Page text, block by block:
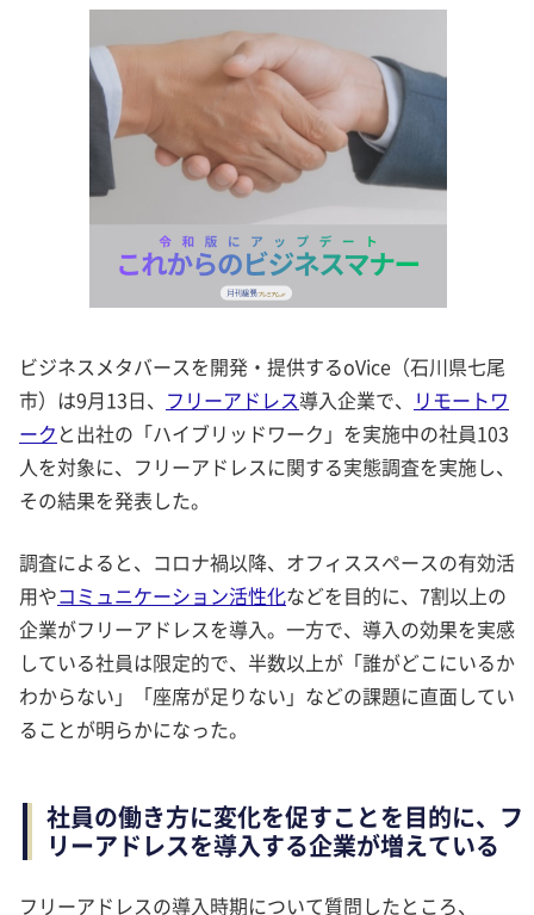
ビジネスメタバースを開発・提供するoVice（石川県七尾
市）は9月13日、 フリーアドレス導入企業で、 リモートワ
ーク と出社の「ハイブリッドワーク」を実施中の社員103
人を対象に、フリーアドレスに関する実態調査を実施し、
その結果を発表した。
調査によると、コロナ禍以降、オフィススペースの有効活
用やコミュニケーション活性化などを目的に、7割以上の
企業がフリーアドレスを導入。一方で、導入の効果を実感
している社員は限定的で、半数以上が「誰がどこにいるか
わからない」「座席が足りない」などの課題に直面してい
ることが明らかになった。
社員の働き方に変化を促すことを目的に、フ
リーアドレスを導入する企業が増えている
フリーアドレスの導入時期について質問したところ、